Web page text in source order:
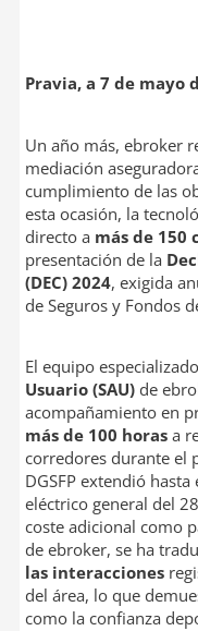
Pravia, a 7 de mayo
Un año más, ebroker
mediación
cumplimiento de las
esta ocasión, la
directo a más de 150
presentación de la
(DEC) 2024, exigida
de Seguros y Fondos
El equipo
Usuario (SAU)de
acompañamiento en
más de 100 horasa
corredores durante el
DGSFP extendió
eléctrico general del
coste adicional como
de ebroker, se ha
las interacciones
del área, lo que
como la confianza